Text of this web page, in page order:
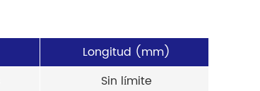
Longitud (mm)
Sin límite